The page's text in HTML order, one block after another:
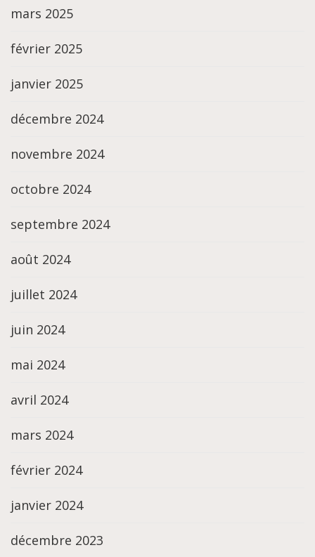
mars 2025
février 2025
janvier 2025
décembre 2024
novembre 2024
octobre 2024
septembre 2024
août 2024
juillet 2024
juin 2024
mai 2024
avril 2024
mars 2024
février 2024
janvier 2024
décembre 2023